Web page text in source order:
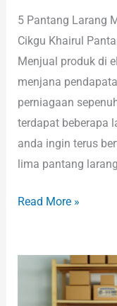
5 Pantang Larang
Cikgu Khairul
Menjual produk di
menjana
perniagaan
terdapat beberapa
anda ingin terus
lima pantang larang
Read More »
Pengalaman